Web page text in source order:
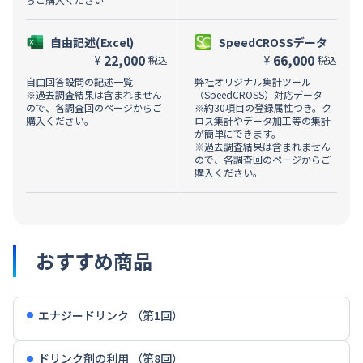
自由記述(Excel)
¥ 22,000 税込
自由回答設問の記述一覧
※過去調査結果は含まれません
ので、各調査回のページからご
購入ください。
SpeedCROSSデータ
¥ 66,000 税込
弊社オリジナル集計ツール
（SpeedCROSS）対応データ
※約30項目の登録属性つき。ク
ロス集計やデータ加工等の集計
が簡単にできます。
※過去調査結果は含まれません
ので、各調査回のページからご
購入ください。
おすすめ商品
エナジードリンク （第1回）
ドリンク剤の利用 （第8回）